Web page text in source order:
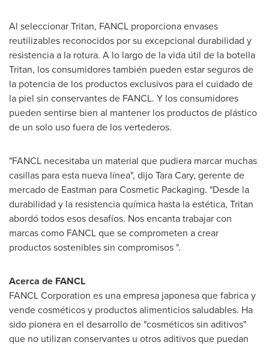
Al seleccionar Tritan, FANCL proporciona envases
reutilizables reconocidos por su excepcional durabilidad y
resistencia a la rotura. A lo largo de la vida útil de la botella
Tritan, los consumidores también pueden estar seguros de
la potencia de los productos exclusivos para el cuidado de
la piel sin conservantes de FANCL. Y los consumidores
pueden sentirse bien al mantener los productos de plástico
de un solo uso fuera de los vertederos.
"FANCL necesitaba un material que pudiera marcar muchas
casillas para esta nueva línea", dijoTara Cary, gerente de
mercado de Eastman para Cosmetic Packaging. "Desde la
durabilidad y la resistencia química hasta la estética, Tritan
abordó todos esos desafíos. Nos encanta trabajar con
marcas como FANCL que se comprometen a crear
productos sostenibles sin compromisos ".
Acerca de FANCL
FANCL Corporation es una empresa japonesa que fabrica y
vende cosméticos y productos alimenticios saludables. Ha
sido pionera en el desarrollo de "cosméticos sin aditivos"
que no utilizan conservantes u otros aditivos que puedan